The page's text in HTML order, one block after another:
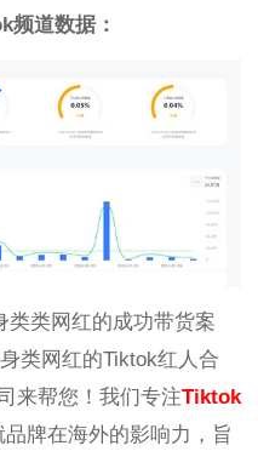
道数据：
类类网红的成功带货案
类网红的Tiktok红人合
来帮您！我们专注Tiktok
品牌在海外的影响力，旨